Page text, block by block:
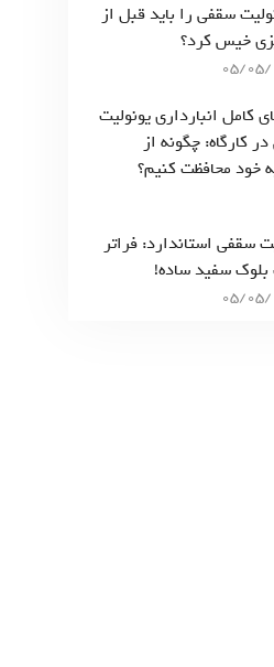
سقفی را باید قبل از
خیس کرد؟
05/05/
کامل انبارداری یونولیت
کارگاه: چگونه از
خود محافظت کنیم؟
سقفی استاندارد: فراتر
بلوک سفید ساده!
05/05/